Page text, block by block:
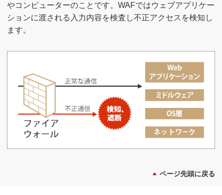
やコンピューターのことです。WAFではウェブアプリケー
ションに渡される入力内容を検査し不正アクセスを検知し
ます。
ページ先頭に戻る